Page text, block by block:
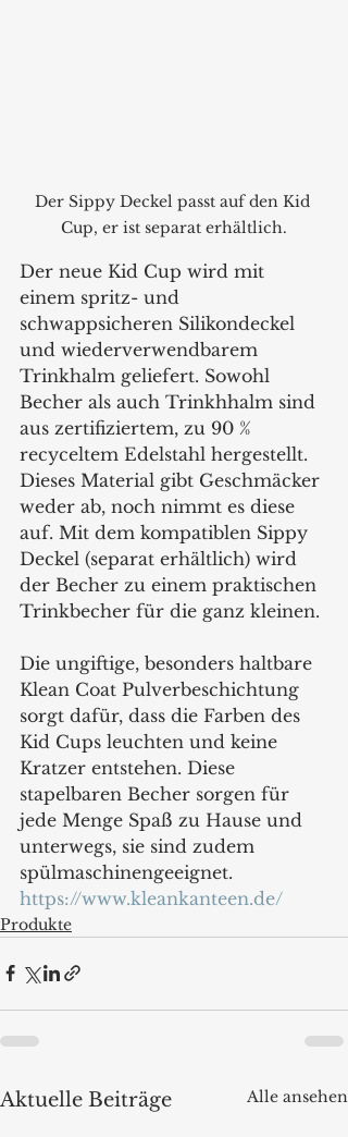
Der Sippy Deckel passt auf den Kid
Cup, er ist separat erhältlich.
Der neue Kid Cup wird mit
einem spritz- und
schwappsicheren Silikondeckel
und wiederverwendbarem
Trinkhalm geliefert. Sowohl
Becher als auch Trinkhhalm sind
aus zertifiziertem, zu 90 %
recyceltem Edelstahl hergestellt.
Dieses Material gibt Geschmäcker
weder ab, noch nimmt es diese
auf. Mit dem kompatiblen Sippy
Deckel (separat erhältlich) wird
der Becher zu einem praktischen
Trinkbecher für die ganz kleinen.
Die ungiftige, besonders haltbare
Klean Coat Pulverbeschichtung
sorgt dafür, dass die Farben des
Kid Cups leuchten und keine
Kratzer entstehen. Diese
stapelbaren Becher sorgen für
jede Menge Spaß zu Hause und
unterwegs, sie sind zudem
spülmaschinengeeignet.
https://www.kleankanteen.de/
Produkte
Aktuelle Beiträge Alle ansehen